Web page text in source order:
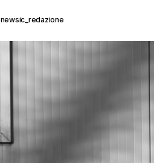
newsic_redazione